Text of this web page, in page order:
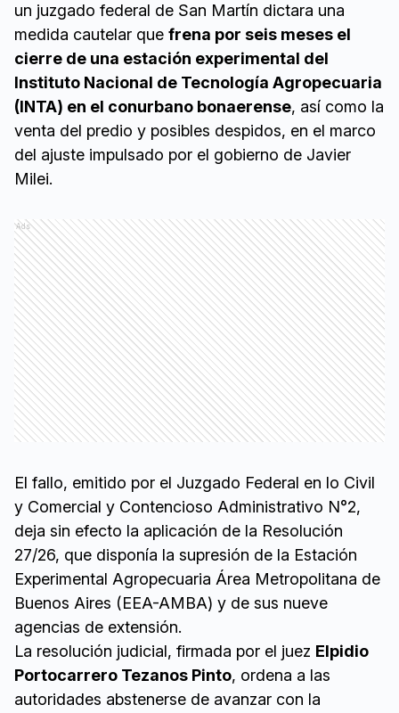
un juzgado federal de San Martín dictara una
medida cautelar que frena por seis meses el
cierre de una estación experimental del
Instituto Nacional de Tecnología Agropecuaria
(INTA) en el conurbano bonaerense, así como la
venta del predio y posibles despidos, en el marco
del ajuste impulsado por el gobierno de Javier
Milei.
Ads
El fallo, emitido por el Juzgado Federal en lo Civil
y Comercial y Contencioso Administrativo N°2,
deja sin efecto la aplicación de la Resolución
27/26, que disponía la supresión de la Estación
Experimental Agropecuaria Área Metropolitana de
Buenos Aires (EEA-AMBA) y de sus nueve
agencias de extensión.
La resolución judicial, firmada por el juez Elpidio
Portocarrero Tezanos Pinto, ordena a las
autoridades abstenerse de avanzar con la